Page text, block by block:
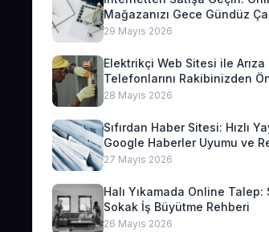
Mağazanızı Gece Gündüz
29 Mayıs 2026
Elektrikçi Web Sitesi ile Arıza
Telefonlarını Rakibinizden
28 Mayıs 2026
Sıfırdan Haber Sitesi: Hızlı
Google Haberler Uyumu ve
Geliri
27 Mayıs 2026
Halı Yıkamada Online Talep:
Sokak İş Büyütme Rehberi
26 Mayıs 2026